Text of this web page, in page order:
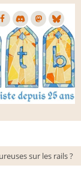
sur les rails ?